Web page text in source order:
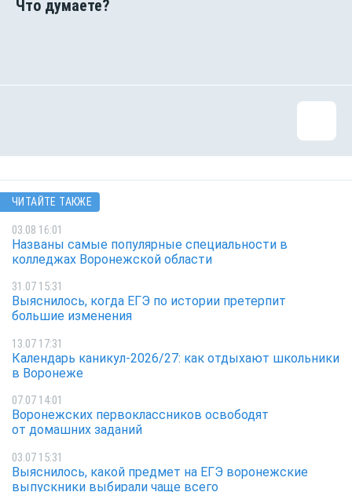
ЧИТАЙТЕ ТАКЖЕ
03.08 16:01
Названы самые популярные специальности в
колледжах Воронежской области
31.07 15:31
Выяснилось, когда ЕГЭ по истории претерпит
большие изменения
13.07 17:31
Календарь каникул-2026/27: как отдыхают школьники
в Воронеже
07.07 14:01
Воронежских первоклассников освободят
от домашних заданий
03.07 15:31
Выяснилось, какой предмет на ЕГЭ воронежские
выпускники выбирали чаще всего